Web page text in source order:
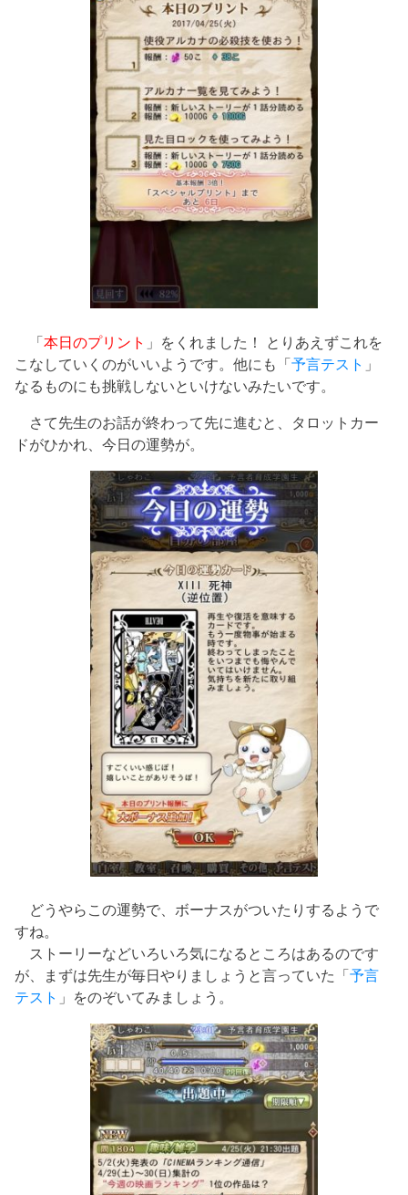
「本日のプリント 」をくれました！ とりあえずこれを
こなしていくのがいいようです。他にも「予言テスト 」
なるものにも挑戦しないといけないみたいです。
さて先生のお話が終わって先に進むと、タロットカー
ドがひかれ、今日の運勢が。
どうやらこの運勢で、ボーナスがついたりするようで
すね。
ストーリーなどいろいろ気になるところはあるのです
が、まずは先生が毎日やりましょうと言っていた「予言
テスト 」をのぞいてみましょう。